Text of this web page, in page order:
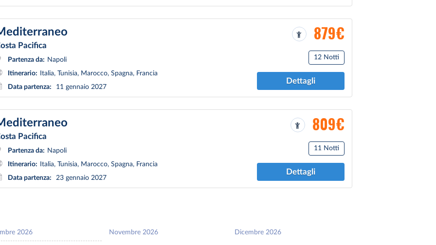
Pacifica
879€
Partenza da: Napoli
Itinerario:
Italia, Tunisia, Marocco, Spagna, Francia
Data partenza:
11 gennaio 2027
12 Notti
Dettagli
Pacifica
809€
Partenza da: Napoli
Itinerario:
Italia, Tunisia, Marocco, Spagna, Francia
Data partenza:
23 gennaio 2027
11 Notti
Dettagli
2026 Novembre 2026 Dicembre 2026